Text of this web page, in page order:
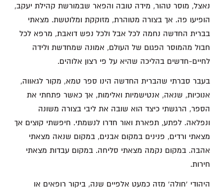
נאצל, מוסר טהור, מידה טובה והפאר שבמורשת קהילת יעקב,
הופיעו פה. אך בצורה מטוהרת, מזוקקת ומלוטשת. מצאתי
בברית החדשה נחמה לכל אבל ולכל נפש דואבת, מרפא לכל
חבול מהמוסר הפגום של העולם, אמונה שמחדשת ולידה
לחיים-חדשים בהליכה שהיא על פי רצון אלוהים.
בעבר סברתי שהברית החדשה הינו ספר טמא, מקור לגאווה,
אנוכיות, שנאה, אנטישמיות ואלימות, אך כאשר פתחתי את
הספר, הרגשתי כיצד הוא שובה את ליבי בצורה משונה
ונפלאה. לפתע, תפארת ואור חדרו לנשמתי. חיפשתי קוצים אך
מצאתי ורדים, פנינים במקום אבנים, במקום שנאה מצאתי
אהבה. במקום נקמה מצאתי סליחה. במקום עבדות מצאתי
חירות.
היהודי 'חולה' מזה כמעט אלפיים שנה, ביקור רופאים או